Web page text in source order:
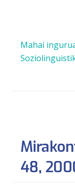
Mahai
48,